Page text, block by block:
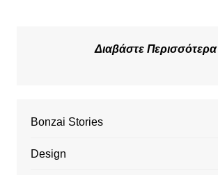
Διαβάστε Περισσότερα
Bonzai Stories
Design